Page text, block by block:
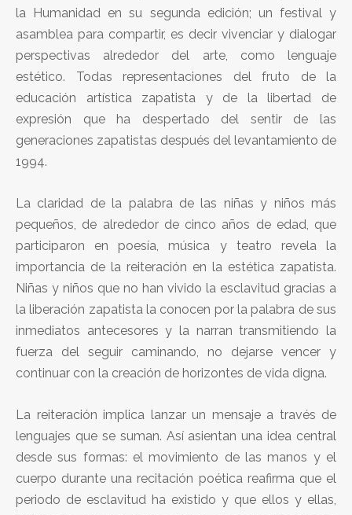
la Humanidad en su segunda edición; un festival y
asamblea para compartir, es decir vivenciar y dialogar
perspectivas alrededor del arte, como lenguaje
estético. Todas representaciones del fruto de la
educación artística zapatista y de la libertad de
expresión que ha despertado del sentir de las
generaciones zapatistas después del levantamiento de
1994.
La claridad de la palabra de las niñas y niños más
pequeños, de alrededor de cinco años de edad, que
participaron en poesía, música y teatro revela la
importancia de la reiteración en la estética zapatista.
Niñas y niños que no han vivido la esclavitud gracias a
la liberación zapatista la conocen por la palabra de sus
inmediatos antecesores y la narran transmitiendo la
fuerza del seguir caminando, no dejarse vencer y
continuar con la creación de horizontes de vida digna.
La reiteración implica lanzar un mensaje a través de
lenguajes que se suman. Así asientan una idea central
desde sus formas: el movimiento de las manos y el
cuerpo durante una recitación poética reafirma que el
periodo de esclavitud ha existido y que ellos y ellas,